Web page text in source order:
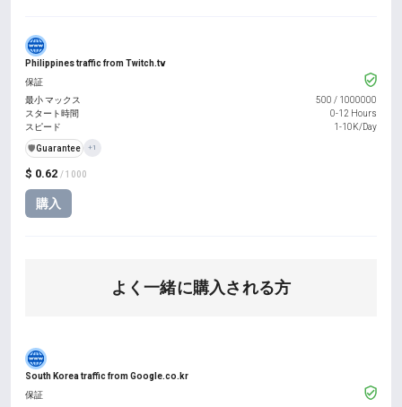
Philippines traffic from Twitch.tv
$ 0.62 / 1000
購入
保証
最小 マックス
500 / 1000000
スタート時間
0-12 Hours
スピード
1-10K/Day
️🛡️Guarantee +1
よく一緒に購入される方
South Korea traffic from Google.co.kr
保証